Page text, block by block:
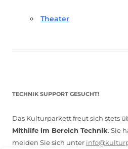
Theater
TECHNIK SUPPORT GESUCHT!
Das Kulturparkett freut sich stets
Mithilfe im Bereich Technik. Sie
melden Sie sich unter